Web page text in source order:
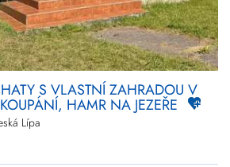
S VLASTNÍ ZAHRADOU V
HAMR NA JEZEŘE
Lípa